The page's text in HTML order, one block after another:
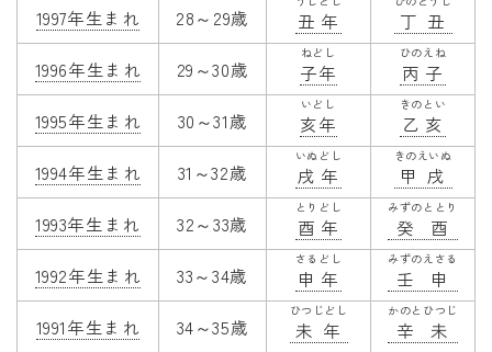
1997年生まれ 28～29歳 丑年 丁丑
1996年生まれ 29～30歳 子年
ねどし
丙子
ひのえね
1995年生まれ 30～31歳 亥年
いどし
乙亥
きのとい
1994年生まれ 31～32歳 戌年
いぬどし
甲戌
きのえいぬ
1993年生まれ 32～33歳 酉年
とりどし
癸酉
みずのととり
1992年生まれ 33～34歳 申年
さるどし
壬申
みずのえさる
1991年生まれ 34～35歳 未年
ひつじどし
辛未
かのとひつじ